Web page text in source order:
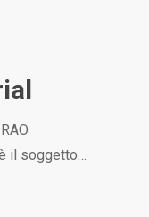
il soggetto…